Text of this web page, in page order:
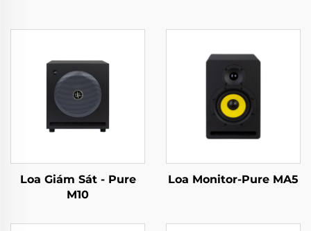
Loa Giám Sát - Pure
M10
Loa Monitor-Pure MA5